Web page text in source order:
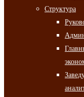
Структура